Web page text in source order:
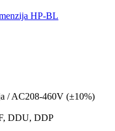
/ AC208-460V (±10%)
DDU, DDP